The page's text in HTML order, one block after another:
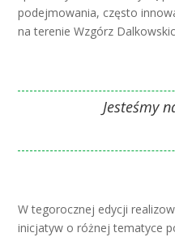
podejmowania, często
na terenie Wzgórz
Jesteśmy
W tegorocznej edycji
inicjatyw o różnej tematyce